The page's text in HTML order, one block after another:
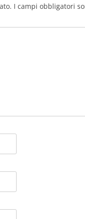
I campi obbligatori